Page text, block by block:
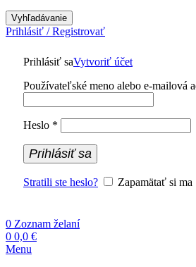
Vyhľadávanie
Prihlásiť / Registrovať
Prihlásiť saVytvoriť účet
Používateľské meno alebo e-mailová
Heslo *
Prihlásiť sa
Stratili ste heslo? Zapamätať si ma
0 Zoznam želaní
0 0,0 €
Menu